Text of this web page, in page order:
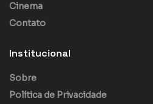
Cinema
Contato
Institucional
Sobre
Política de Privacidade